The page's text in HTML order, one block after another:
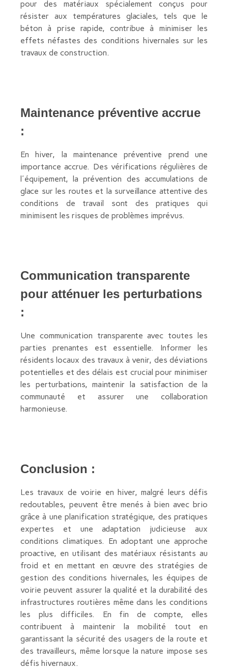
pour des matériaux spécialement conçus pour
résister aux températures glaciales, tels que le
béton à prise rapide, contribue à minimiser les
effets néfastes des conditions hivernales sur les
travaux de construction.
Maintenance préventive accrue
:
En hiver, la maintenance préventive prend une
importance accrue. Des vérifications régulières de
l'équipement, la prévention des accumulations de
glace sur les routes et la surveillance attentive des
conditions de travail sont des pratiques qui
minimisent les risques de problèmes imprévus.
Communication transparente
pour atténuer les perturbations
:
Une communication transparente avec toutes les
parties prenantes est essentielle. Informer les
résidents locaux des travaux à venir, des déviations
potentielles et des délais est crucial pour minimiser
les perturbations, maintenir la satisfaction de la
communauté et assurer une collaboration
harmonieuse.
Conclusion :
Les travaux de voirie en hiver, malgré leurs défis
redoutables, peuvent être menés à bien avec brio
grâce à une planification stratégique, des pratiques
expertes et une adaptation judicieuse aux
conditions climatiques. En adoptant une approche
proactive, en utilisant des matériaux résistants au
froid et en mettant en œuvre des stratégies de
gestion des conditions hivernales, les équipes de
voirie peuvent assurer la qualité et la durabilité des
infrastructures routières même dans les conditions
les plus difficiles. En fin de compte, elles
contribuent à maintenir la mobilité tout en
garantissant la sécurité des usagers de la route et
des travailleurs, même lorsque la nature impose ses
défis hivernaux.